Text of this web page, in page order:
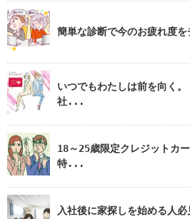
簡単な診断で今のお疲れ度を
いつでもわたしは前を向く
社...
18～25歳限定クレジットカ
特...
入社後に家探しを始める人